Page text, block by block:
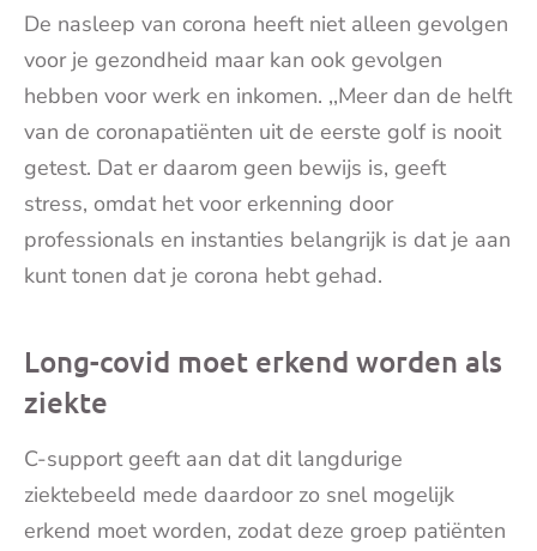
De nasleep van corona heeft niet alleen gevolgen
voor je gezondheid maar kan ook gevolgen
hebben voor werk en inkomen. ,,Meer dan de helft
van de coronapatiënten uit de eerste golf is nooit
getest. Dat er daarom geen bewijs is, geeft
stress, omdat het voor erkenning door
professionals en instanties belangrijk is dat je aan
kunt tonen dat je corona hebt gehad.
Long-covid moet erkend worden als
ziekte
C-support geeft aan dat dit langdurige
ziektebeeld mede daardoor zo snel mogelijk
erkend moet worden, zodat deze groep patiënten